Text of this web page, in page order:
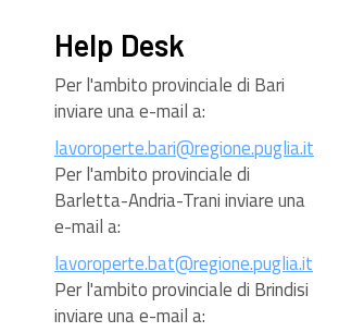
Help Desk
Per l'ambito provinciale di Bari
inviare una e-mail a:
lavoroperte.bari@regione.puglia.it
Per l'ambito provinciale di
Barletta-Andria-Trani inviare una
e-mail a:
lavoroperte.bat@regione.puglia.it
Per l'ambito provinciale di Brindisi
inviare una e-mail a: